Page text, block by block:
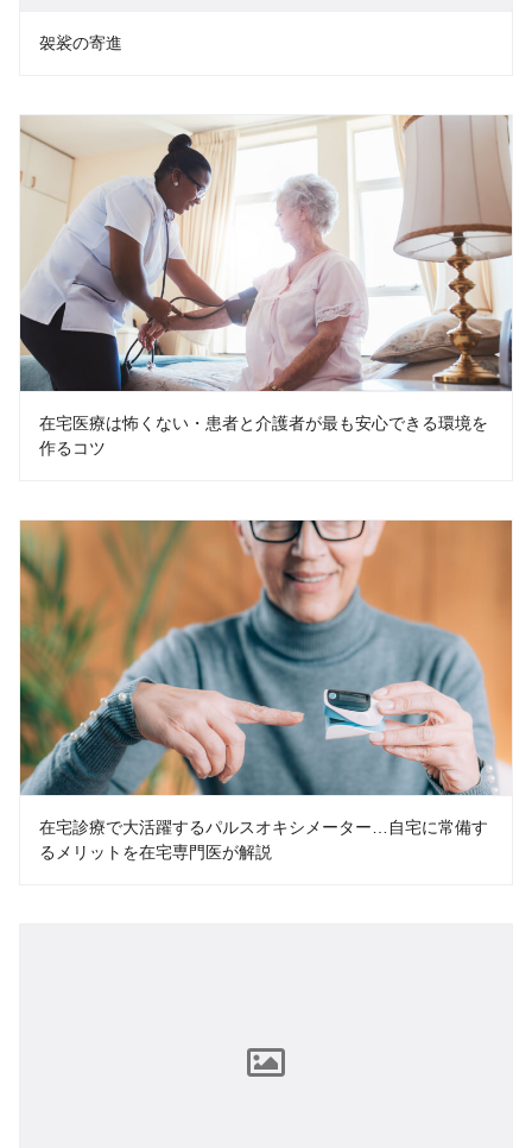
袈裟の寄進
在宅医療は怖くない・患者と介護者が最も安心できる環境を
作るコツ
在宅診療で大活躍するパルスオキシメーター…自宅に常備す
るメリットを在宅専門医が解説